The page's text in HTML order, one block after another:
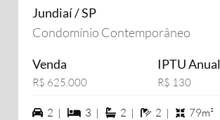
Jundiaí / SP
Condomínio Contemporâneo
Venda
R$ 625.000
IPTU Anual
R$ 130
2 vagas na garagem
2 | 3 dormiórios
3 | 2 suítes
2 | 2 banheiros
2 | 79m²